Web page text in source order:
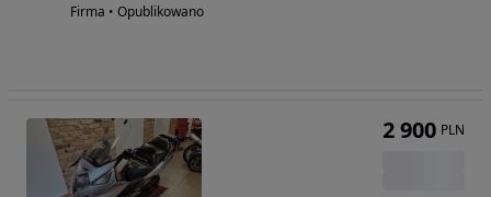
Firma • Opublikowano
2 900 PLN